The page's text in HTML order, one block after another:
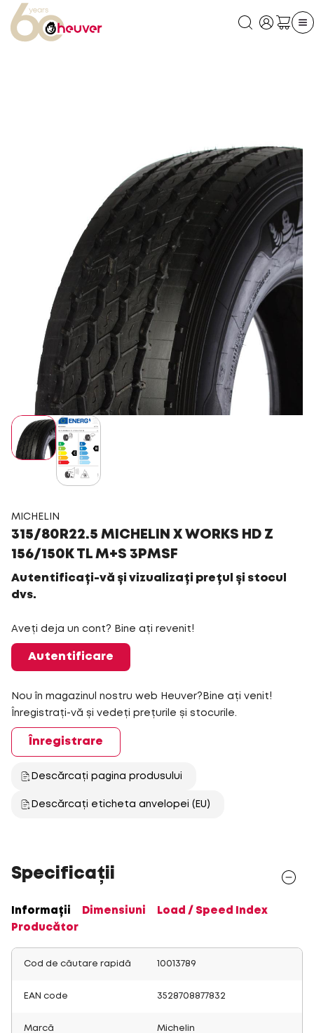
MICHELIN
315/80R22.5 MICHELIN X WORKS HD Z
156/150K TL M+S 3PMSF
Autentificați-vă și vizualizați prețul și stocul
dvs.
Aveți deja un cont? Bine ați revenit!
Autentificare
Nou în magazinul nostru web Heuver?Bine ați venit!
Înregistrați-vă și vedeți prețurile și stocurile.
Înregistrare
Descărcați pagina produsului
Descărcați eticheta anvelopei (EU)
Specificații
Informații Dimensiuni
Load / Speed Index
Producător
Cod de căutare rapidă 10013789
EAN code 3528708877832
Marcă Michelin